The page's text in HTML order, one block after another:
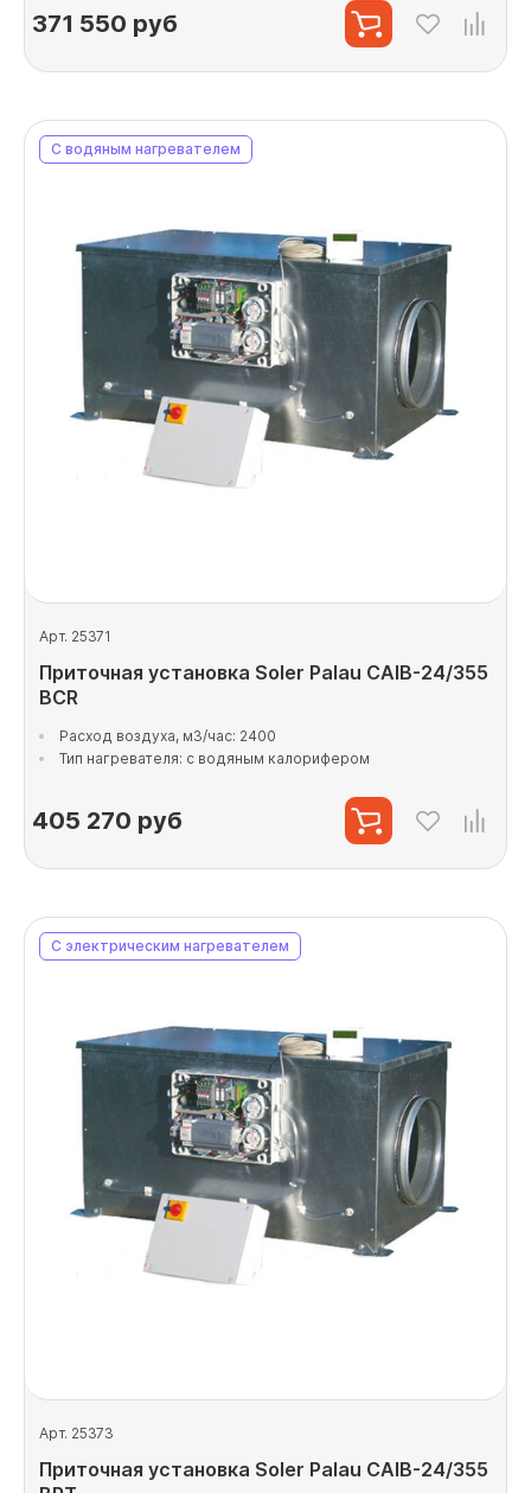
371 550 руб
С водяным нагревателем
Арт. 25371
Приточная установка Soler Palau CAIB-24/355
BCR
Расход воздуха, м3/час: 2400
Тип нагревателя: с водяным калорифером
405 270 руб
С электрическим нагревателем
Арт. 25373
Приточная установка Soler Palau CAIB-24/355